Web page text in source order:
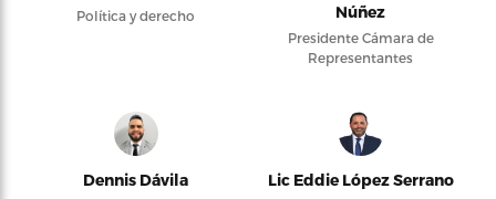
Política y derecho
Núñez
Presidente Cámara de
Representantes
Dennis Dávila Lic Eddie López Serrano